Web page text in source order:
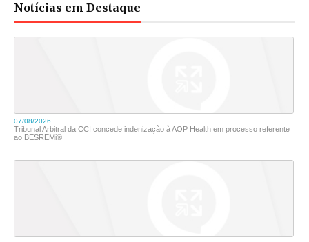
Notícias em Destaque